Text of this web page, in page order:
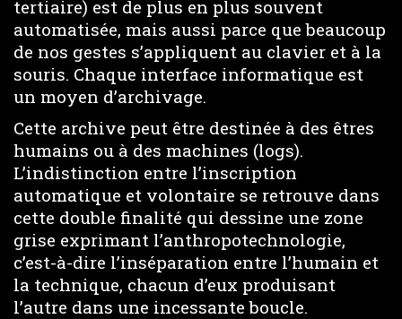
tertiaire) est de plus en plus souvent
automatisée, mais aussi parce que beaucoup
de nos gestes s’appliquent au clavier et à la
souris. Chaque interface informatique est
un moyen d’archivage.
Cette archive peut être destinée à des êtres
humains ou à des machines (logs).
L’indistinction entre l’inscription
automatique et volontaire se retrouve dans
cette double finalité qui dessine une zone
grise exprimant l’anthropotechnologie,
c’est-à-dire l’inséparation entre l’humain et
la technique, chacun d’eux produisant
l’autre dans une incessante boucle.